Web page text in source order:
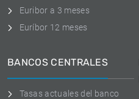
Euribor a 3 meses
Euríbor 12 meses
BANCOS CENTRALES
Tasas actuales del banco